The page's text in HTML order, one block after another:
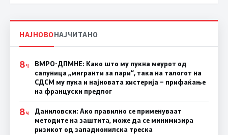
НАЈНОВОНАЈЧИТАНО
8Ч
ВМРО-ДПМНЕ: Како што му пукна меурот од
сапуница „мигранти за пари“, така на талогот на
СДСМ му пука и најновата хистерија – прифаќање
на француски предлог
8Ч
Даниловски: Ако правилно се применуваат
методите на заштита, може да се минимизира
ризикот од западнонилска треска